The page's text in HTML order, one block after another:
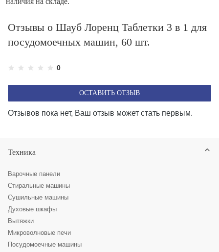
Отзывы о Шауб Лоренц Таблетки 3 в 1 для
посудомоечных машин, 60 шт.
ОСТАВИТЬ ОТЗЫВ
0
Отзывов пока нет, Ваш отзыв может стать первым.
Техника
Варочные панели
Стиральные машины
Сушильные машины
Духовые шкафы
Вытяжки
Микроволновые печи
Посудомоечные машины